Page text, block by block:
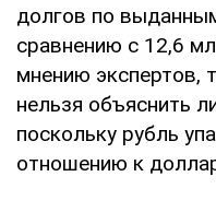
долгов по
сравнению с 12,6
мнению экспертов,
нельзя объяснить
поскольку рубль
отношению к